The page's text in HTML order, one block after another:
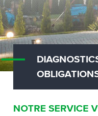
NOTRE SERVICE